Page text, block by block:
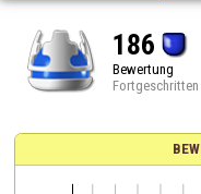
186
Bewertung
Fortgeschritten